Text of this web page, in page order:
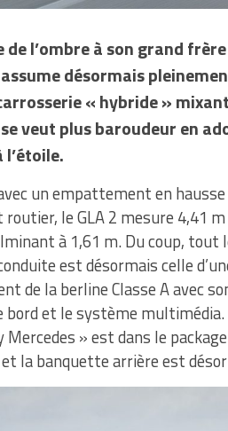
l’ombre à son grand
désormais
« hybride »
se veut plus baroudeur en
un empattement en
le GLA 2 mesure 4,41
à 1,61 m. Du coup, tout
est désormais celle
de la berline Classe A avec
bord et le système
» est dans le
la banquette arrière est